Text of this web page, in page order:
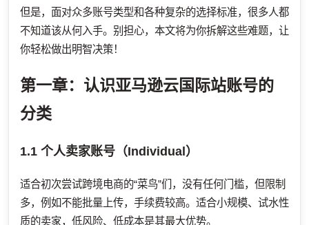
但是，面对众多账号类型和各种复杂的选择标准，很多人都
不知道该从何入手。别担心，本文将为你拆解这些难题，让
你轻松做出明智决策！
第一章：认识亚马逊云国际站账号的
分类
1.1 个人卖家账号（Individual）
适合初次尝试跨境电商的“菜鸟”们，没有任何门槛，但限制
多，例如不能批量上传，手续费较高。适合小规模、试水性
质的卖家，低风险、低成本是其最大优势。